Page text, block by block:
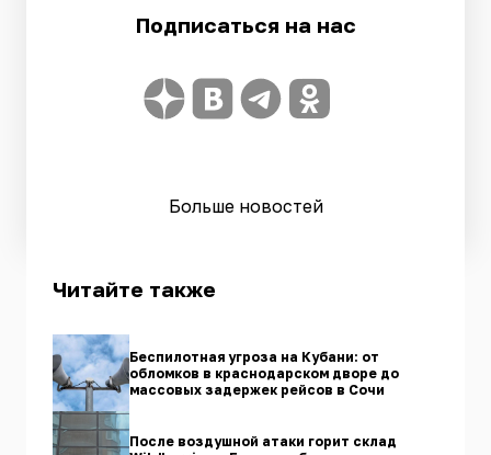
Подписаться на нас
Больше новостей
Читайте также
Беспилотная угроза на Кубани: от
обломков в краснодарском дворе до
массовых задержек рейсов в Сочи
После воздушной атаки горит склад